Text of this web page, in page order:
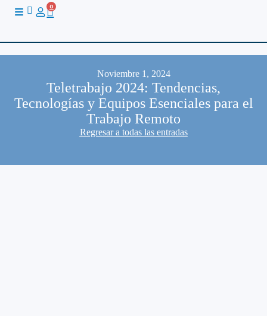
0
Cart
Noviembre 1, 2024
Teletrabajo 2024: Tendencias,
Tecnologías y Equipos Esenciales para el
Trabajo Remoto
Regresar a todas las entradas